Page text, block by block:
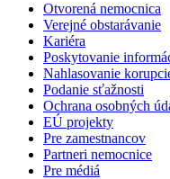
Otvorená nemocnica
Verejné obstarávanie
Kariéra
Poskytovanie
Nahlasovanie
Podanie sťažnosti
Ochrana osobných
EÚ projekty
Pre zamestnancov
Partneri nemocnice
Pre médiá